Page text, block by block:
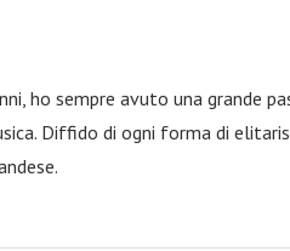
ho sempre avuto una grande
Diffido di ogni forma di